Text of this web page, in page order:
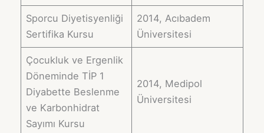
Sporcu Diyetisyenliği
Sertifika Kursu
2014, Acıbadem
Üniversitesi
Çocukluk ve Ergenlik
Döneminde TİP 1
Diyabette Beslenme
ve Karbonhidrat
Sayımı Kursu
2014, Medipol
Üniversitesi